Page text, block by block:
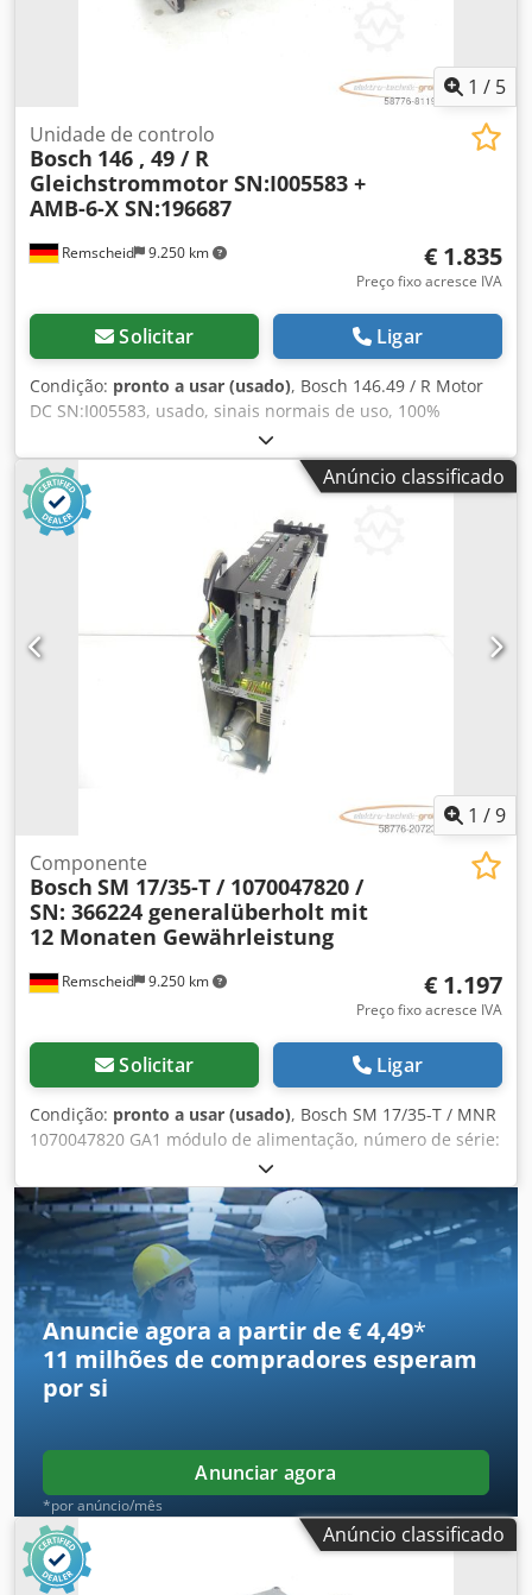
1 / 5
Remscheid 9.250 km
Unidade de controlo
Bosch 146 , 49 / R
Gleichstrommotor SN:I005583 +
AMB-6-X SN:196687
€ 1.835
Preço fixo acresce IVA
Solicitar Ligar
Condição: pronto a usar (usado), Bosch 146.49 / R Motor
DC SN:I005583, usado, sinais normais de uso, 100%
funcional, escopo de entrega conforme fotos Dwsdpfxji D E
N Ne Am Tea
Anúncio classificado
1 /9
Remscheid 9.250 km
Componente
Bosch SM 17/35-T / 1070047820 /
SN: 366224 generalüberholt mit
12 Monaten Gewährleistung
€ 1.197
Preço fixo acresce IVA
Solicitar Ligar
Condição: pronto a usar (usado), Bosch SM 17/35-T / MNR
1070047820 GA1 módulo de alimentação, número de série:
366224, completamente revisado e testado por
profissionais com 12 meses de garantia, 100% funcional,
escopo de entrega conforme fotos. Os descontos de venda
acordados não se aplicam para este artigo. Por favor,
solicite o preço separadamente. Dedjx Eqyrjpfx Am Tewa
Anuncie agora a partir de € 4,49*
11 milhões de compradores esperam
por si
Anunciar agora
*por anúncio/mês
Anúncio classificado